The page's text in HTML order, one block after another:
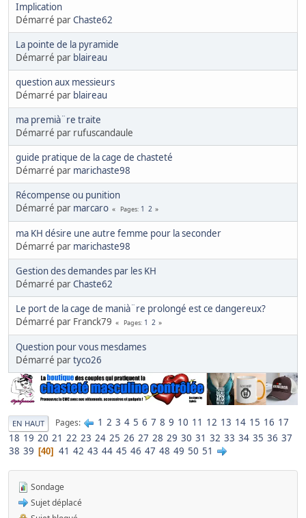
Implication
Démarré parChaste62
La pointe de la pyramide
Démarré par blaireau
question aux messieurs
Démarré par blaireau
ma premià¨re traite
Démarré par rufuscandaule
guide pratique de la cage de chasteté
Démarré par marichaste98
Récompense ou punition
Démarré par marcaro Pages 1 2
ma KH désire une autre femme pour la seconder
Démarré par marichaste98
Gestion des demandes par les KH
Démarré parChaste62
Le port de la cage de manià¨re prolongé est ce dangereux?
Démarré par Franck79
Pages 1 2
Question pour vous mesdames
Démarré partyco26
EN HAUT Pages 1 2 3 4 5 6 7 8 9 10 11 12 13 14 15 16 17
18 19 20 21 22 23 24 25 26 27 28 29 30 31 32 33 34 35 36 37
38 39 40 41 42 43 44 45 46 47 48 49 50 51
Sondage
Sujet déplacé